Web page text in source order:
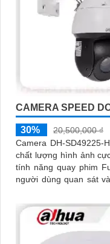
CAMERA SPEED
30%
20,500,000 ₫
Camera DH-SD49225-
chất lượng hình ảnh cực
tính năng quay phim
người dùng quan sát